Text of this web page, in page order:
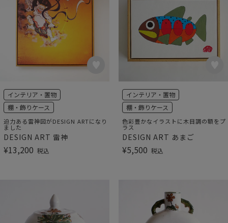
インテリア・置物
棚・飾りケース
迫力ある雷神図がDESIGN ARTになり
ました
DESIGN ART 雷神
¥13,200 税込
インテリア・置物
棚・飾りケース
色彩豊かなイラストに木目調の額をプ
ラス
DESIGN ART あまご
¥5,500 税込